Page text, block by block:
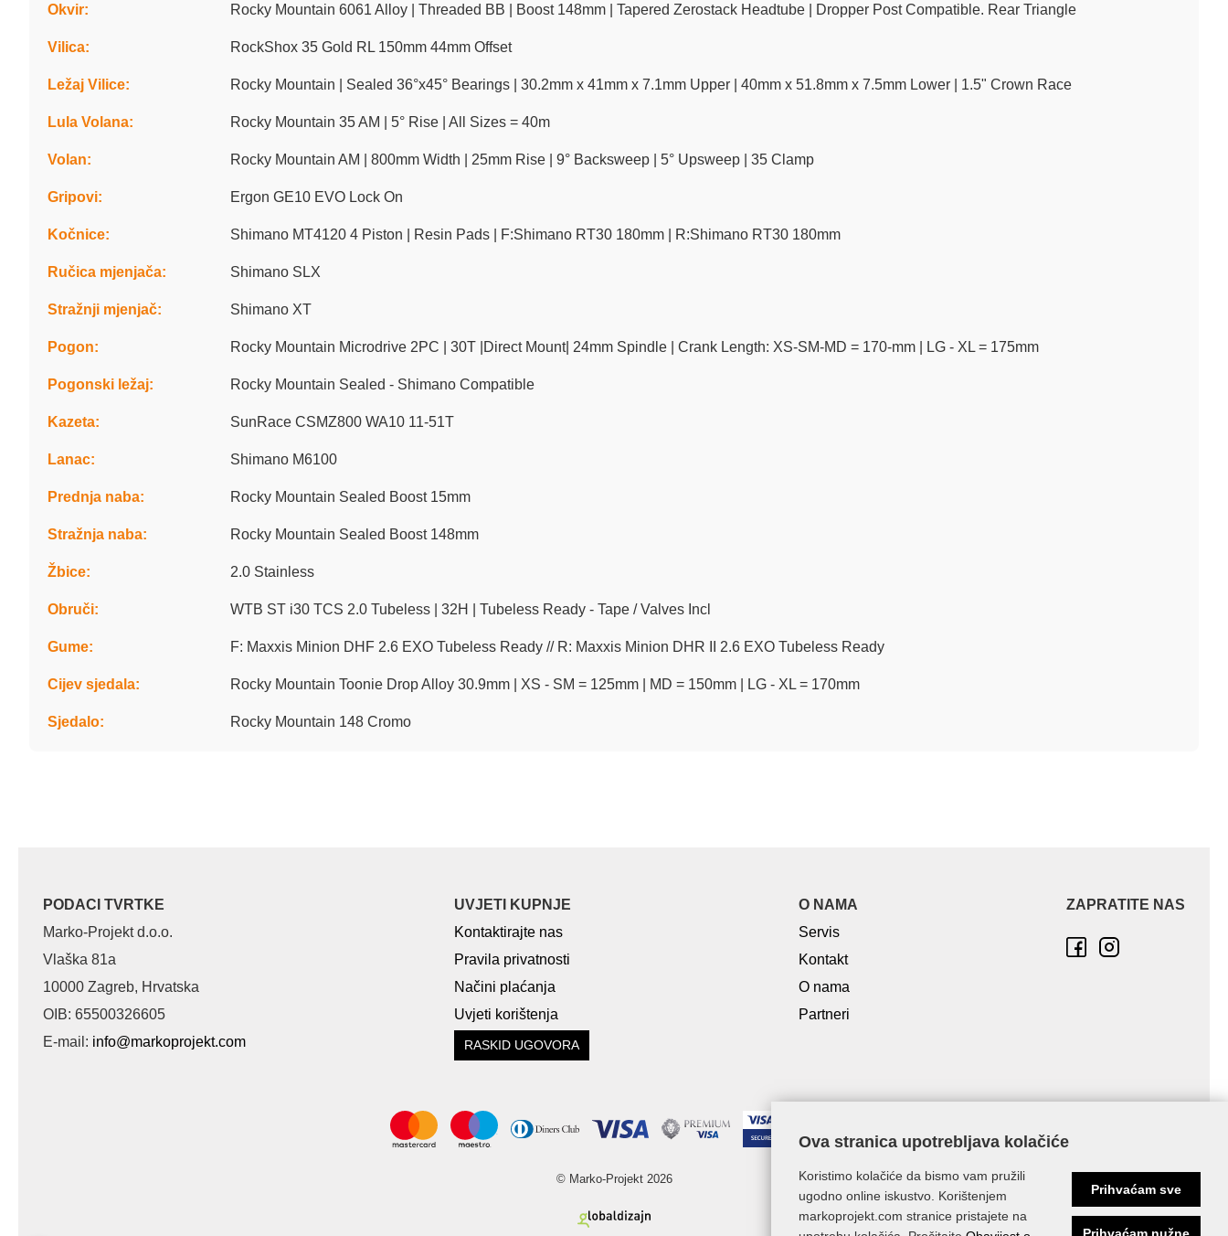
Okvir: Rocky Mountain 6061 Alloy | Threaded BB | Boost 148mm | Tapered Zerostack Headtube | Dropper Post Compatible. Rear Triangle
Vilica: RockShox 35 Gold RL 150mm 44mm Offset
Ležaj Vilice: Rocky Mountain | Sealed 36°x45° Bearings | 30.2mm x 41mm x 7.1mm Upper | 40mm x 51.8mm x 7.5mm Lower | 1.5" Crown Race
Lula Volana: Rocky Mountain 35 AM | 5° Rise | All Sizes = 40m
Volan: Rocky Mountain AM | 800mm Width | 25mm Rise | 9° Backsweep | 5° Upsweep | 35 Clamp
Gripovi: Ergon GE10 EVO Lock On
Kočnice: Shimano MT4120 4 Piston | Resin Pads | F:Shimano RT30 180mm | R:Shimano RT30 180mm
Ručica mjenjača: Shimano SLX
Stražnji mjenjač: Shimano XT
Pogon: Rocky Mountain Microdrive 2PC | 30T |Direct Mount| 24mm Spindle | Crank Length: XS-SM-MD = 170-mm | LG - XL = 175mm
Pogonski ležaj: Rocky Mountain Sealed - Shimano Compatible
Kazeta: SunRace CSMZ800 WA10 11-51T
Lanac: Shimano M6100
Prednja naba: Rocky Mountain Sealed Boost 15mm
Stražnja naba: Rocky Mountain Sealed Boost 148mm
Žbice: 2.0 Stainless
Obruči: WTB ST i30 TCS 2.0 Tubeless | 32H | Tubeless Ready - Tape / Valves Incl
Gume: F: Maxxis Minion DHF 2.6 EXO Tubeless Ready // R: Maxxis Minion DHR II 2.6 EXO Tubeless Ready
Cijev sjedala: Rocky Mountain Toonie Drop Alloy 30.9mm | XS - SM = 125mm | MD = 150mm | LG - XL = 170mm
Sjedalo: Rocky Mountain 148 Cromo
PODACI TVRTKE
Marko-Projekt d.o.o.
Vlaška 81a
10000 Zagreb, Hrvatska
OIB: 65500326605
E-mail: info@markoprojekt.com
UVJETI KUPNJE
Kontaktirajte nas
Pravila privatnosti
Načini plaćanja
Uvjeti korištenja
RASKID UGOVORA
O NAMA
Servis
Kontakt
O nama
Partneri
ZAPRATITE NAS
© Marko-Projekt 2026
Ova stranica upotrebljava kolačiće
Koristimo kolačiće da bismo vam pružili
ugodno online iskustvo. Korištenjem
markoprojekt.com stranice pristajete na
Prihvaćam sve